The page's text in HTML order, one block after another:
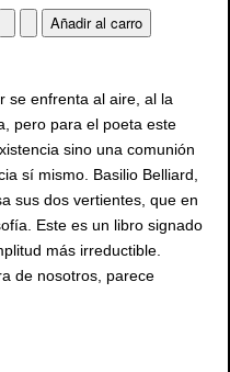
se enfrenta al aire, al la
pero para el poeta este
sino una comunión
sí mismo. Basilio Belliard,
sus dos vertientes, que en
Este es un libro signado
más irreductible.
de nosotros, parece